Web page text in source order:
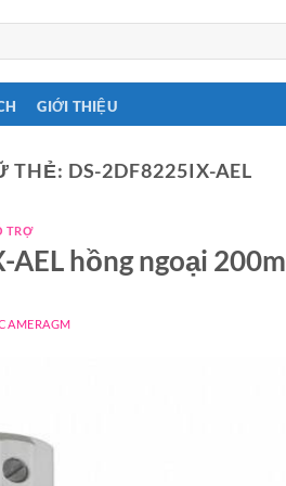
GIỚI THIỆU
THẺ: DS-2DF8225IX-AEL
TRỢ
hồng ngoại 200m